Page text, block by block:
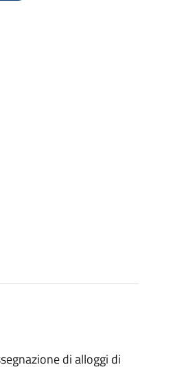
di alloggi di